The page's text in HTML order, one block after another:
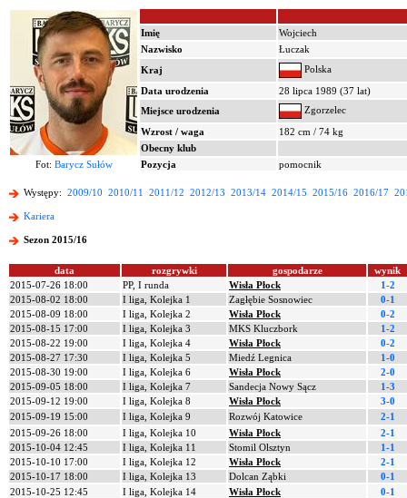
Imię
Wojciech
Nazwisko
Łuczak
Kraj
Polska
Data urodzenia
28 lipca 1989 (37 lat)
Miejsce urodzenia
Zgorzelec
Wzrost / waga
182 cm / 74 kg
Obecny klub
Fot: Barycz Sułów Pozycja pomocnik
Występy: 2009/10 2010/11 2011/12 2012/13 2013/14 2014/15 2015/16 2016/17
Kariera
Sezon 2015/16
data rozgrywki gospodarze
wynik
2015-07-26 18:00
PP, I runda Wisła Płock
1-2
2015-08-02 18:00
I liga, Kolejka 1 Zagłębie Sosnowiec
0-1
2015-08-09 18:00
I liga, Kolejka 2 Wisła Płock
0-2
2015-08-15 17:00
I liga, Kolejka 3 MKS Kluczbork
1-2
2015-08-22 19:00
I liga, Kolejka 4 Wisła Płock
0-2
2015-08-27 17:30
I liga, Kolejka 5 Miedź Legnica
1-0
2015-08-30 19:00
I liga, Kolejka 6 Wisła Płock
2-0
2015-09-05 18:00
I liga, Kolejka 7 Sandecja Nowy Sącz
1-3
2015-09-12 19:00
I liga, Kolejka 8 Wisła Płock
3-0
2015-09-19 15:00
I liga, Kolejka 9 Rozwój Katowice
2-1
2015-09-26 18:00
I liga, Kolejka 10 Wisła Płock
2-1
2015-10-04 12:45
I liga, Kolejka 11 Stomil Olsztyn
1-1
2015-10-10 17:00
I liga, Kolejka 12 Wisła Płock
2-1
2015-10-17 18:00
I liga, Kolejka 13 Dolcan Ząbki
0-1
2015-10-25 12:45
I liga, Kolejka 14 Wisła Płock
0-1